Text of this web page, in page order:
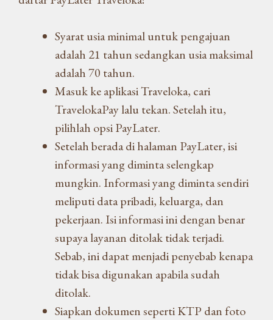
Syarat usia minimal untuk pengajuan
adalah 21 tahun sedangkan usia maksimal
adalah 70 tahun.
Masuk ke aplikasi Traveloka, cari
TravelokaPay lalu tekan. Setelah itu,
pilihlah opsi PayLater.
Setelah berada di halaman PayLater, isi
informasi yang diminta selengkap
mungkin. Informasi yang diminta sendiri
meliputi data pribadi, keluarga, dan
pekerjaan. Isi informasi ini dengan benar
supaya layanan ditolak tidak terjadi.
Sebab, ini dapat menjadi penyebab kenapa
tidak bisa digunakan apabila sudah
ditolak.
Siapkan dokumen seperti KTP dan foto